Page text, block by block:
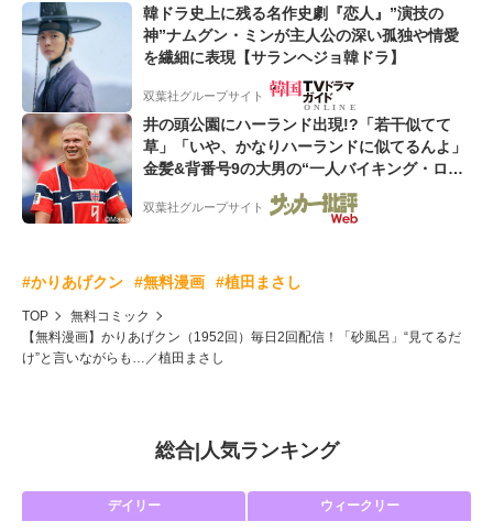
韓ドラ史上に残る名作史劇『恋人』”演技の
神”ナムグン・ミンが主人公の深い孤独や情愛
を繊細に表現【サランヘジョ韓ドラ】
双葉社グループサイト
井の頭公園にハーランド出現!?「若干似てて
草」「いや、かなりハーランドに似てるんよ」
金髪&背番号9の大男の“一人バイキング・ロ
ー”映像が話題!「元気をもらった」
双葉社グループサイト
#かりあげクン #無料漫画 #植田まさし
TOP
無料コミック
【無料漫画】かりあげクン（1952回）毎日2回配信！「砂風呂」“見てるだ
け”と言いながらも…／植田まさし
総合| 人気ランキング
デイリー ウィークリー